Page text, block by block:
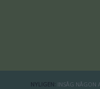
NYLIGEN: INSÅG NÅGON